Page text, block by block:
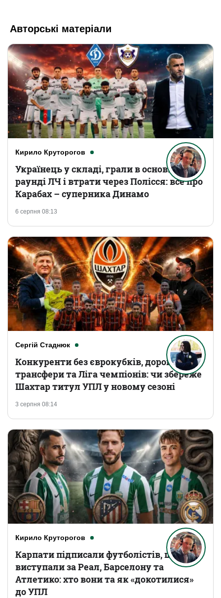
Авторські матеріали
Кирило Круторогов
6 серпня 08:13
Українець у складі, грали в основному
раунді ЛЧ і втрати через Полісся: все про
Карабах – суперника Динамо
Сергій Стаднюк
3 серпня 08:14
Конкуренти без єврокубків, дорогі
трансфери та Ліга чемпіонів: чи збереже
Шахтар титул УПЛ у новому сезоні
Кирило Круторогов
Карпати підписали футболістів, що
виступали за Реал, Барселону та
Атлетико: хто вони та як «докотилися»
до УПЛ